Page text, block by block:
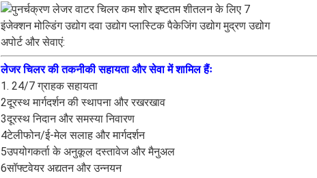
इंजेक्शन मोल्डिंग उद्योग दवा उद्योग प्लास्टिक पैकेजिंग उद्योग मुद्रण उद्योग
अपोर्ट और सेवाएं:
लेजर चिलर की तकनीकी सहायता और सेवा में शामिल हैंः
1. 24/7 ग्राहक सहायता
2दूरस्थ मार्गदर्शन की स्थापना और रखरखाव
3दूरस्थ निदान और समस्या निवारण
4टेलीफोन/ई-मेल सलाह और मार्गदर्शन
5उपयोगकर्ता के अनुकूल दस्तावेज और मैनुअल
6सॉफ्टवेयर अद्यतन और उन्नयन